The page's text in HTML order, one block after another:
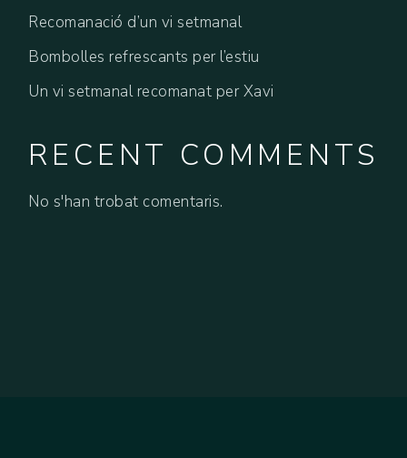
Recomanació d’un vi setmanal
Bombolles refrescants per l’estiu
Un vi setmanal recomanat per Xavi
RECENT COMMENTS
No s'han trobat comentaris.